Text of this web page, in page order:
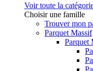
Voir toute la
Choisir une famille
Trouver mon
Parquet Massif
Parquet